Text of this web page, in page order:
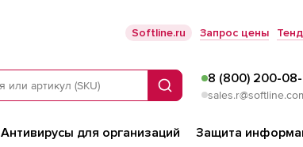
Softline.ru Запрос цены
Поиск
8 (800) 200-
Антивирусы для организаций Защита